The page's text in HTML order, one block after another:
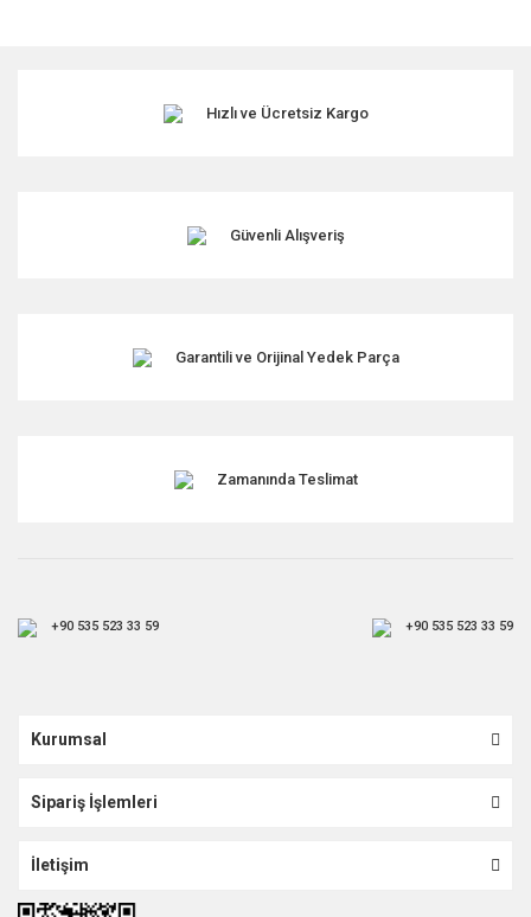
Ürün resmi kalitesiz, bozuk veya görüntülenemiyor.
Ürün fiyatı diğer sitelerden daha pahalı.
Hızlı ve Ücretsiz Kargo
Güvenli Alışveriş
Garantili ve Orijinal Yedek Parça
Zamanında Teslimat
+90 535 523 33 59 +90 535 523 33 59
Kurumsal
Sipariş İşlemleri
İletişim